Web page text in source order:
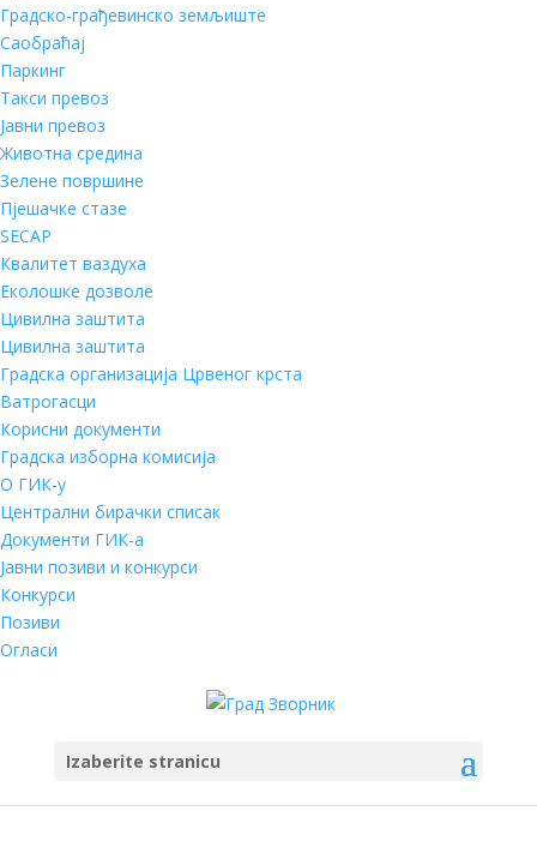
Градско-грађевинско земљиште
Саобраћај
Паркинг
Такси превоз
Јавни превоз
Животна средина
Зелене површине
Пјешачке стазе
SECAP
Квалитет ваздуха
Еколошке дозволе
Цивилна заштита
Цивилна заштита
Градска организација Црвеног крста
Ватрогасци
Корисни документи
Градска изборна комисија
О ГИК-у
Централни бирачки списак
Документи ГИК-а
Јавни позиви и конкурси
Конкурси
Позиви
Огласи
Izaberite stranicu